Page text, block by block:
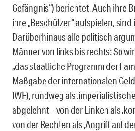
Gefängnis“) berichtet. Auch ihre
ihre „Beschützer“ aufspielen, sind
Darüberhinaus alle politisch
Männer von links bis rechts: So
„das staatliche Programm der
Maßgabe der internationalen
IWF), rundweg als
abgelehnt – von der Linken als
von der Rechten als ‚Angriff auf